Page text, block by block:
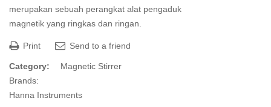
merupakan sebuah perangkat alat pengaduk
magnetik yang ringkas dan ringan
Print Send to a friend
Category:
Magnetic Stirrer
Brands:
Hanna Instruments